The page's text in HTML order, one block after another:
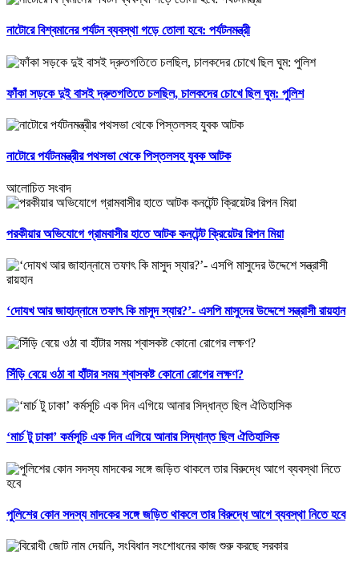
নাটোরে বিশ্বমানের পর্যটন ব্যবস্থা গড়ে তোলা হবে: পর্যটনমন্ত্রী
ফাঁকা সড়কে দুই বাসই দ্রুতগতিতে চলছিল, চালকদের চোখে ছিল ঘুম: পুলিশ
নাটোরে পর্যটনমন্ত্রীর পথসভা থেকে পিস্তলসহ যুবক আটক
আলোচিত সংবাদ
পরকীয়ার অভিযোগে গ্রামবাসীর হাতে আটক কনটেন্ট ক্রিয়েটর রিপন মিয়া
‘দোযখ আর জাহান্নামে তফাৎ কি মাসুদ স্যার?’- এসপি মাসুদের উদ্দেশে সন্ত্রাসী রায়হান
সিঁড়ি বেয়ে ওঠা বা হাঁটার সময় শ্বাসকষ্ট কোনো রোগের লক্ষণ?
‘মার্চ টু ঢাকা’ কর্মসূচি এক দিন এগিয়ে আনার সিদ্ধান্ত ছিল ঐতিহাসিক
পুলিশের কোন সদস্য মাদকের সঙ্গে জড়িত থাকলে তার বিরুদ্ধে আগে ব্যবস্থা নিতে হবে